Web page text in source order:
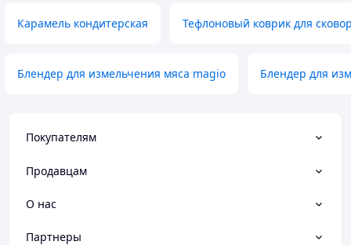
Карамель кондитерская Тефлоновый коврик для
Блендер для измельчения мяса magio Блендер для
Покупателям
Продавцам
О нас
Партнеры